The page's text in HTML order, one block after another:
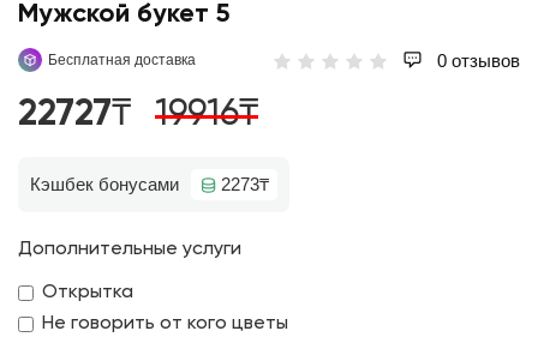
Мужской букет 5
Бесплатная доставка 0 отзывов
22727₸ 19916₸
Кэшбек бонусами 2273₸
Дополнительные услуги
Открытка
Не говорить от кого цветы